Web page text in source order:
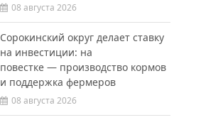
08 августа 2026
Сорокинский округ делает ставку
на инвестиции: на
повестке — производство кормов
и поддержка фермеров
08 августа 2026